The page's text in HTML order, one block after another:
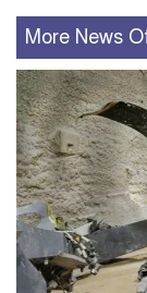
More News